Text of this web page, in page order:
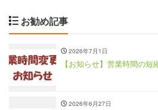
お勧め記事
2026年7月1日
【お知らせ】営業時間の
2026年6月27日